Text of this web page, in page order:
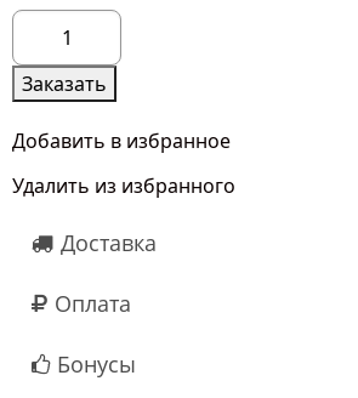
Количество
товара
51
Сиреневая
Гипсофила
Заказать
Добавить в избранное
Удалить из избранного
Доставка
Оплата
Бонусы